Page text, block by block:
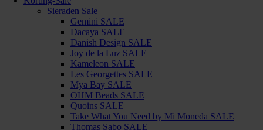
Sieraden Sale
Gemini SALE
Dacaya SALE
Danish Design SALE
Joy de la Luz SALE
Kameleon SALE
Les Georgettes SALE
Mya Bay SALE
OHM Beads SALE
Quoins SALE
Take What You Need by Mi Moneda SALE
Thomas Sabo SALE